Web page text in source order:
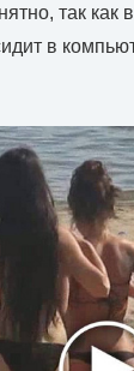
так как
в